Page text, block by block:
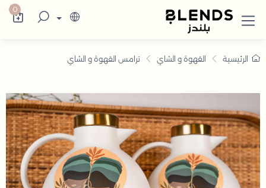
ترامس القهوة و الشاي
اكتشف في بلندز الإمارات تشكيلة تضم ترامس 0
الرئيسية القهوة و الشاي ترامس القهوة و الشاي